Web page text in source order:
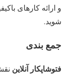
و ارائه کارهای
شوید.
جمع بندی
فتوشاپکار آنلاین